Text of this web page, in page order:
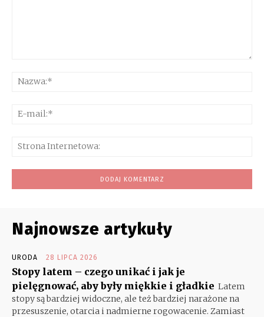
Najnowsze artykuły
URODA 28 LIPCA 2026
Stopy latem – czego unikać i jak je
pielęgnować, aby były miękkie i gładkie Latem
stopy są bardziej widoczne, ale też bardziej narażone na
przesuszenie, otarcia i nadmierne rogowacenie. Zamiast